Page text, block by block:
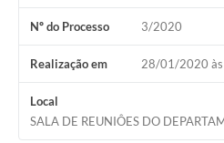
Nº do Processo 3/2020
Realização em 28/01/2020
Local
SALA DE REUNIÔES DO